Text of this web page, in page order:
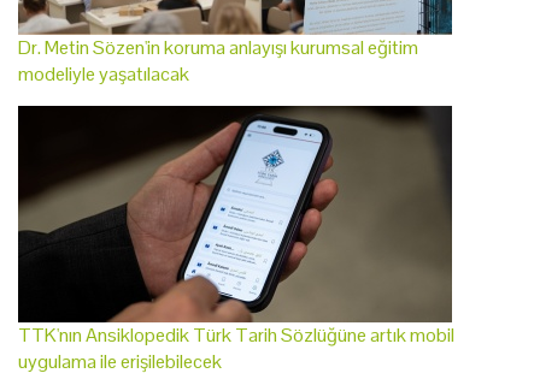
Dr. Metin Sözen'in koruma anlayışı kurumsal eğitim
modeliyle yaşatılacak
TTK'nın Ansiklopedik Türk Tarih Sözlüğüne artık mobil
uygulama ile erişilebilecek